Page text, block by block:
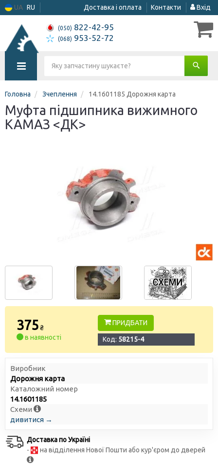
UA RU Доставка і оплата Контакти Вхід
(050) 822-42-95
(068) 953-52-72
Головна Зчеплення 14.1601185 Дорожня карта
Муфта підшипника вижимного
КАМАЗ <ДК>
375₴
в наявності
ПРИДБАТИ
Код: 58215-4
Виробник
Дорожня карта
Каталожний номер
14.1601185
Схеми
дивитися →
Доставка по Україні
-
на відділення Нової Пошти або кур'єром до дверей